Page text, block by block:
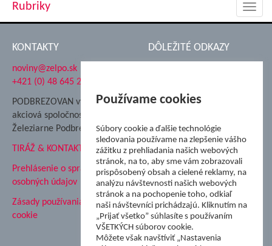
Rubriky
KONTAKTY
noviny@zelpo.sk
+421 (0) 48 645 2711
PODBREZOVAN vydáva
akciová spoločnosť
Železiarne Podbrezová
TIRÁŽ & KONTAKT
Prehlásenie o spracovaní
osobných údajov
Zásady používania súborov
cookie
DÔLEŽITÉ ODKAZY
Nadácia Železiarne
ŽP Informatika s.r.o.
ŠK Železiarne Podbrezová
Tále a.s.
Používame cookies
Súbory cookie a ďalšie technológie
sledovania používame na zlepšenie vášho
zážitku z prehliadania našich webových
stránok, na to, aby sme vám zobrazovali
prispôsobený obsah a cielené reklamy, na
analýzu návštevnosti našich webových
stránok a na pochopenie toho, odkiaľ
naši návštevníci prichádzajú. Kliknutím na
„Prijať všetko” súhlasíte s používaním
VŠETKÝCH súborov cookie.
Môžete však navštíviť „Nastavenia